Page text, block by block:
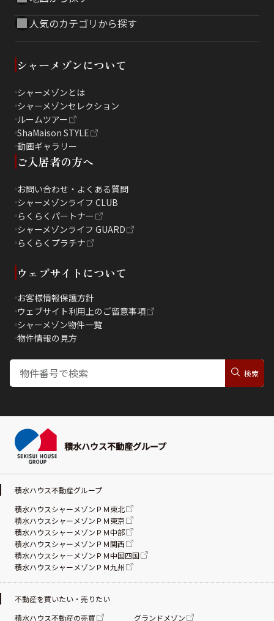
人気のカテゴリから探す
シャーメゾンについて
シャーメゾンとは
シャーメゾンセレクション
ルームツアー
ShaMaison STYLE
動画ギャラリー
ご入居者の方へ
お問い合わせ・よくある質問
シャーメゾンライフ CLUB
らくらくパートナー
シャーメゾンライフ GUARD
らくらくプラチナ
ウェブサイトについて
お客様情報保護方針
ウェブサイト利用上のご留意事項
シャーメゾン物件一覧
物件情報の見方
積水ハウス不動産グループ
積水ハウス不動産グループ
積水ハウスシャーメゾンＰＭ東北
積水ハウスシャーメゾンＰＭ東京
積水ハウスシャーメゾンＰＭ中部
積水ハウスシャーメゾンＰＭ関西
積水ハウスシャーメゾンＰＭ中国四国
積水ハウスシャーメゾンＰＭ九州
不動産を買いたい・売りたい
積水ハウス不動産の売買
グランドメゾン